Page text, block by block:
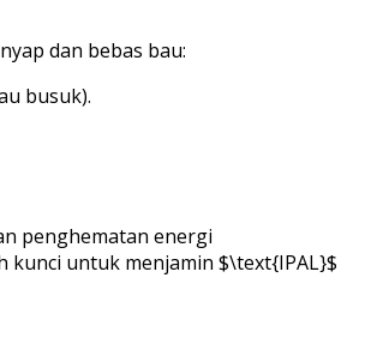
dan bebas bau:
busuk).
penghematan energi
kunci untuk menjamin $\text{IPAL}$